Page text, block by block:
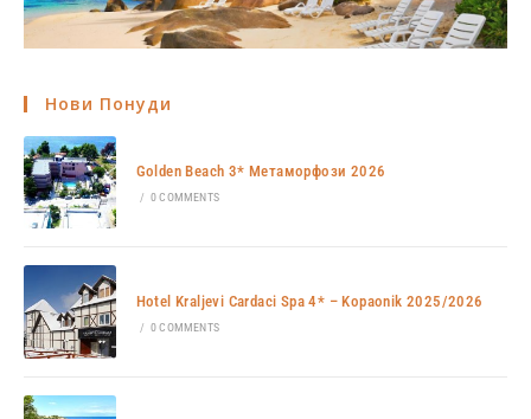
Нови Понуди
Golden Beach 3* Метаморфози 2026
/ 0 COMMENTS
Hotel Kraljevi Cardaci Spa 4* – Kopaonik 2025/2026
/ 0 COMMENTS